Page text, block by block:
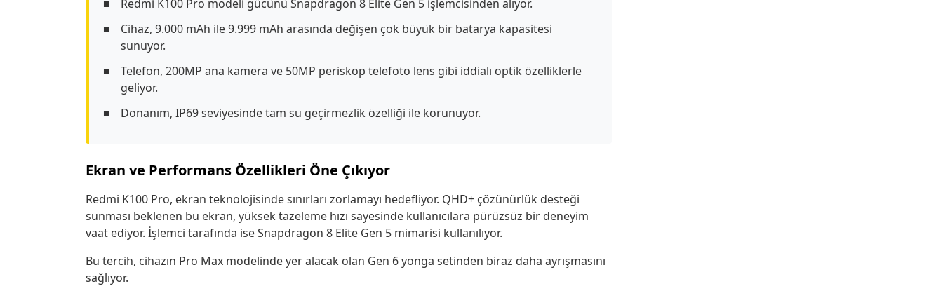
Redmi K100 Pro modeli gücünü Snapdragon 8 Elite Gen 5 işlemcisinden alıyor.
Cihaz, 9.000 mAh ile 9.999 mAh arasında değişen çok büyük bir batarya kapasitesi
sunuyor.
Telefon, 200MP ana kamera ve 50MP periskop telefoto lens gibi iddialı optik özelliklerle
geliyor.
Donanım, IP69 seviyesinde tam su geçirmezlik özelliği ile korunuyor.
Ekran ve Performans Özellikleri Öne Çıkıyor
Redmi K100 Pro, ekran teknolojisinde sınırları zorlamayı hedefliyor. QHD+ çözünürlük desteği
sunması beklenen bu ekran, yüksek tazeleme hızı sayesinde kullanıcılara pürüzsüz bir deneyim
vaat ediyor. İşlemci tarafında ise Snapdragon 8 Elite Gen 5 mimarisi kullanılıyor.
Bu tercih, cihazın Pro Max modelinde yer alacak olan Gen 6 yonga setinden biraz daha ayrışmasını
sağlıyor.